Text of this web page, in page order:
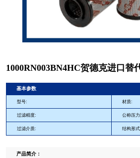
1000RN003BN4HC贺德克进口替
基本参数
型号: 材质:
过滤精度: 公称压
过滤介质: 结构形
产品简介：